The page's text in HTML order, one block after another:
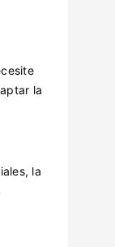
la
la